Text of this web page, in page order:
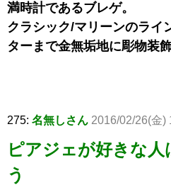
満時計であるブレゲ。
クラシック/マリーンのライ
ターまで金無垢地に彫物装
275: 名無しさん 2016/02/26(金)
ピアジェが好きな
う